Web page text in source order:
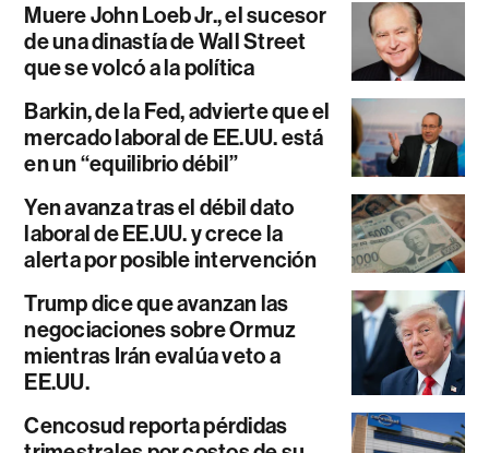
Muere John Loeb Jr., el sucesor
de una dinastía de Wall Street
que se volcó a la política
Barkin, de la Fed, advierte que el
mercado laboral de EE.UU. está
en un “equilibrio débil”
Yen avanza tras el débil dato
laboral de EE.UU. y crece la
alerta por posible intervención
Trump dice que avanzan las
negociaciones sobre Ormuz
mientras Irán evalúa veto a
EE.UU.
Cencosud reporta pérdidas